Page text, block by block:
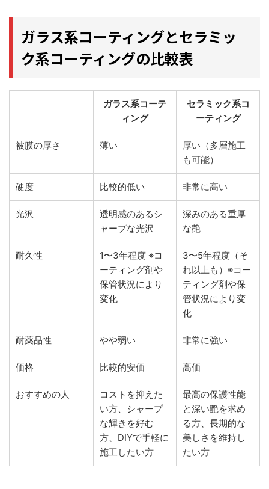
ガラス系コーティングとセラミッ
ク系コーティングの比較表
ガラス系コーテ
ィング
セラミック系コ
ーティング
被膜の厚さ 薄い
厚い（多層施工
も可能）
硬度 比較的低い 非常に高い
光沢
透明感のあるシ
ャープな光沢
深みのある重厚
な艶
耐久性
1〜3年程度 ※コ
ーティング剤や
保管状況により
変化
3〜5年程度（そ
れ以上も）※コー
ティング剤や保
管状況により変
化
耐薬品性 やや弱い 非常に強い
価格 比較的安価 高価
おすすめの人
コストを抑えた
い方、シャープ
な輝きを好む
方、DIYで手軽に
施工したい方
最高の保護性能
と深い艶を求め
る方、長期的な
美しさを維持し
たい方